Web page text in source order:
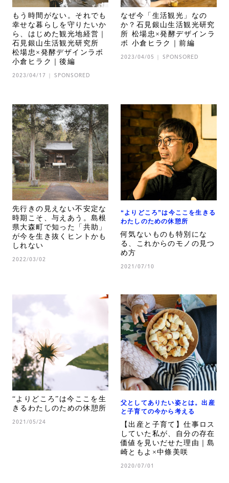
もう時間がない。それでも
幸せな暮らしを守りたいか
ら、はじめた観光地経営｜
石見銀山生活観光研究所
松場忠×発酵デザインラボ
小倉ヒラク｜後編
2023/04/17 SPONSORED
なぜ今「生活観光」なの
か？石見銀山生活観光研究
所 松場忠×発酵デザインラ
ボ 小倉ヒラク｜前編
2023/04/05 SPONSORED
先行きの見えない不安定な
時期こそ、与えあう。島根
県大森町で知った「共助」
が今を生き抜くヒントかも
しれない
2022/03/02
“よりどころ”は今ここを生きる
わたしのための休憩所
何気ないものも特別にな
る、これからのモノの見つ
め方
2021/07/10
“よりどころ”は今ここを生
きるわたしのための休憩所
2021/05/24
父としてありたい姿とは。出産
と子育ての今から考える
【出産と子育て】仕事ロス
していた私が、自分の存在
価値を見いだせた理由｜島
崎ともよ×中條美咲
2020/07/01